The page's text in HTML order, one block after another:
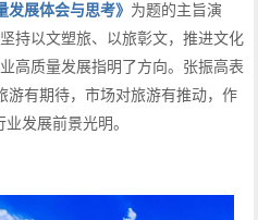
展体会与思考》 为题的主旨演
持以文塑旅、以旅彰文，推进文化
高质量发展指明了方向。张振高表
游有期待，市场对旅游有推动，作
发展前景光明。